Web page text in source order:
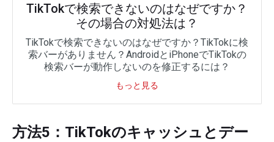
TikTokで検索できないのはなぜですか？
その場合の対処法は？
TikTokで検索できないのはなぜですか？TikTokに検
索バーがありません？AndroidとiPhoneでTikTokの
検索バーが動作しないのを修正するには？
もっと見る
方法5：TikTokのキャッシュとデー